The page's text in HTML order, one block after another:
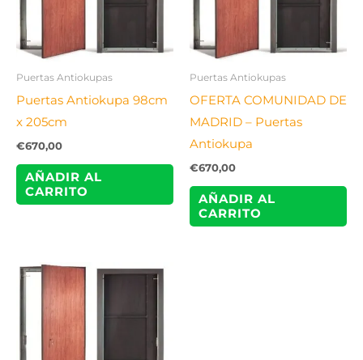
Puertas Antiokupas
Puertas Antiokupa 98cm
x 205cm
€670,00
AÑADIR AL
CARRITO
Puertas Antiokupas
OFERTA COMUNIDAD DE
MADRID – Puertas
Antiokupa
€670,00
AÑADIR AL
CARRITO